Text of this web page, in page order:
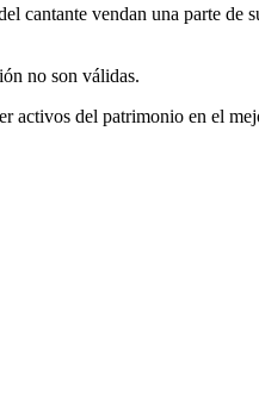
cantante vendan una parte de
no son válidas.
activos del patrimonio en el